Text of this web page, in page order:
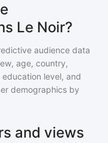
Le Noir?
audience data
age, country,
level, and
demographics by
and views